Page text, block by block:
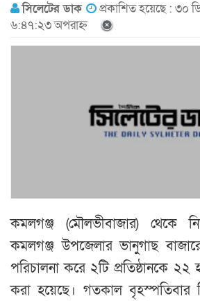
সিলেটের ডাক
প্রকাশিত হয়েছে : ৩০
৬:৪৭:২৩ অপরাহ্ন
কমলগঞ্জ (মৌলভীবাজার) থেকে
কমলগঞ্জ উপজেলার ভানুগাছ
পরিচালনা করে ২টি প্রতিষ্ঠানকে ২২
করা হয়েছে। গতকাল বৃহস্পতিবার